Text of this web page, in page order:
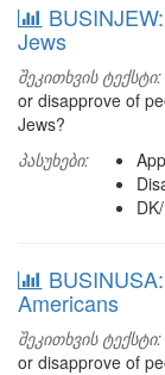
Jews
შეკითხვის ტექსტი:
or disapprove of
Jews?
პასუხები:
Americans
შეკითხვის ტექსტი:
or disapprove of